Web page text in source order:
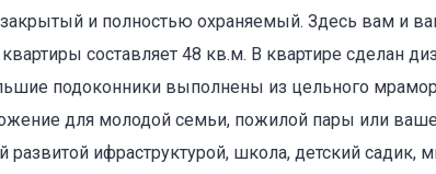
и полностью охраняемый. Здесь вам и
составляет 48 кв.м. В квартире сделан
подоконники выполнены из цельного
для молодой семьи, пожилой пары или
развитой ифраструктурой, школа, детский